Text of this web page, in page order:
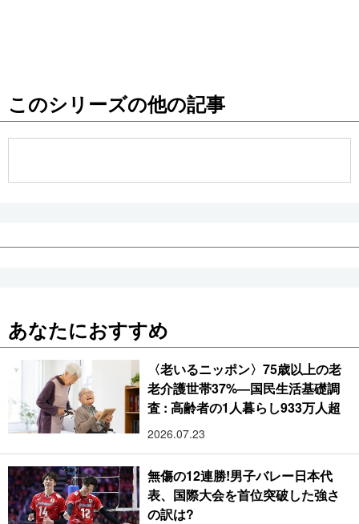
東京
このシリーズの他の記事
あなたにおすすめ
〈老いるニッポン〉75歳以上の老
老介護世帯37%―国民生活基礎調
査 : 高齢者の1人暮らし933万人超
2026.07.23
無傷の12連勝!男子バレー日本代
表、国際大会を首位突破した強さ
の訳は?